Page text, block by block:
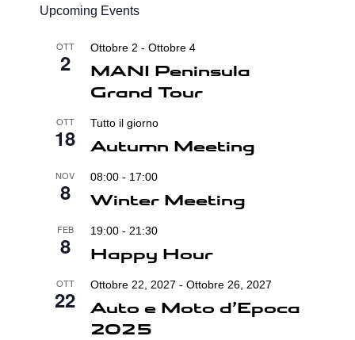
Upcoming Events
OTT
2
Ottobre 2 - Ottobre 4
MANI Peninsula
Grand Tour
OTT
18
Tutto il giorno
Autumn Meeting
NOV
8
08:00 - 17:00
Winter Meeting
FEB
8
19:00 - 21:30
Happy Hour
OTT
22
Ottobre 22, 2027 - Ottobre 26, 2027
Auto e Moto d’Epoca
2025